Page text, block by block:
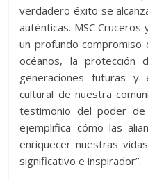
verdadero éxito se
auténticas. MSC
un profundo compromiso
océanos, la protección
generaciones futuras
cultural de nuestra
testimonio del poder de
ejemplifica cómo las
enriquecer nuestras
significativo e inspirador”.